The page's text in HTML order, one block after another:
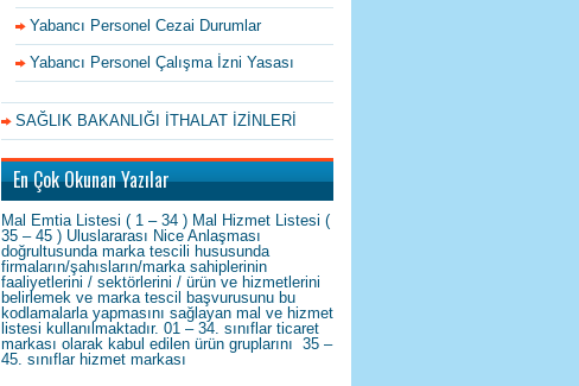
Yabancı Personel Cezai Durumlar
Yabancı Personel Çalışma İzni Yasası
SAĞLIK BAKANLIĞI İTHALAT İZİNLERİ
En Çok Okunan Yazılar
Mal Emtia Listesi ( 1 – 34 ) Mal Hizmet Listesi (
35 – 45 ) Uluslararası Nice Anlaşması
doğrultusunda marka tescili hususunda
firmaların/şahısların/marka sahiplerinin
faaliyetlerini / sektörlerini / ürün ve hizmetlerini
belirlemek ve marka tescil başvurusunu bu
kodlamalarla yapmasını sağlayan mal ve hizmet
listesi kullanılmaktadır. 01 – 34. sınıflar ticaret
markası olarak kabul edilen ürün gruplarını 35 –
45. sınıflar hizmet markası